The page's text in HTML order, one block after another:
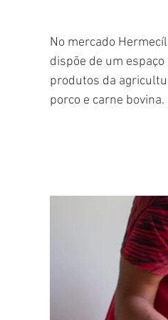
No mercado
dispõe de um
produtos da
porco e carne bovina.